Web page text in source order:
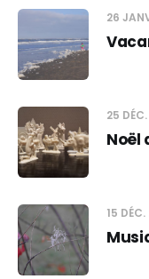
26
25
Noël
15